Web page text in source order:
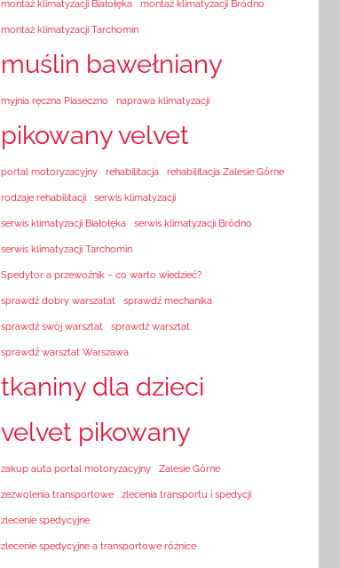
montaż klimatyzacji Białołęka montaż klimatyzacji Bródno
montaż klimatyzacji Tarchomin
muślin bawełniany
myjnia ręczna Piaseczno naprawa klimatyzacji
pikowany velvet
portal motoryzacyjny rehabilitacja rehabilitacja Zalesie Górne
rodzaje rehabilitacji serwis klimatyzacji
serwis klimatyzacji Białołęka serwis klimatyzacji Bródno
serwis klimatyzacji Tarchomin
Spedytor a przewoźnik – co warto wiedzieć?
sprawdź dobry warszatat sprawdź mechanika
sprawdź swój warsztat sprawdź warsztat
sprawdź warsztat Warszawa
tkaniny dla dzieci
velvet pikowany
zakup auta portal motoryzacyjny Zalesie Górne
zezwolenia transportowe zlecenia transportu i spedycji
zlecenie spedycyjne
zlecenie spedycyjne a transportowe różnice